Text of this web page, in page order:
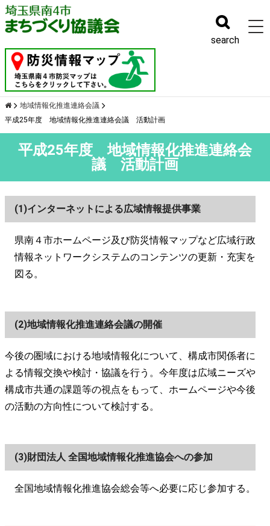
search
幹事会
地域情報化推進連絡会議
平成25年度 地域情報化推進連絡会議 活動計画
平成25年度 地域情報化推進連絡会
議 活動計画
(1)インターネットによる広域情報提供事業
県南４市ホームページ及び防災情報マップなど広域行政
情報ネットワークシステムのコンテンツの更新・充実を
図る。
(2)地域情報化推進連絡会議の開催
今後の圏域における地域情報化について、構成市関係者に
よる情報交換や検討・協議を行う。今年度は広域ニーズや
構成市共通の課題等の視点をもって、ホームページや今後
の活動の方向性について検討する。
(3)財団法人 全国地域情報化推進協会への参加
全国地域情報化推進協会総会等へ必要に応じ参加する。